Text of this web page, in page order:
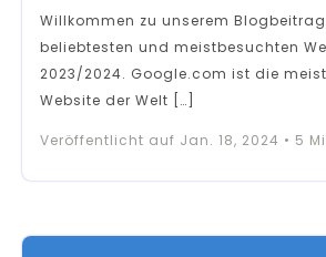
Willkommen zu unserem
beliebtesten und meistbesuchten
2023/2024. Google.com ist die
Website der Welt […]
Veröffentlicht auf Jan. 18, 2024 • 5